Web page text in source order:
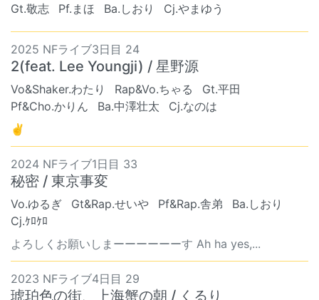
Gt.敬志
Pf.まほ Ba.しおり Cj.やまゆう
2025 NFライブ3日目 24
2(feat. Lee Youngji) / 星野源
Vo&Shaker.わたり Rap&Vo.ちゃる
Gt.平田
Pf&Cho.かりん
Ba.中澤壮太
Cj.なのは
✌
2024 NFライブ1日目 33
秘密 / 東京事変
Vo.ゆるぎ Gt&Rap.せいや Pf&Rap.舎弟
Ba.しおり
Cj.ｹﾛｹﾛ
よろしくお願いしまーーーーーーす Ah ha yes,...
2023 NFライブ4日目 29
琥珀色の街、上海蟹の朝 / くるり